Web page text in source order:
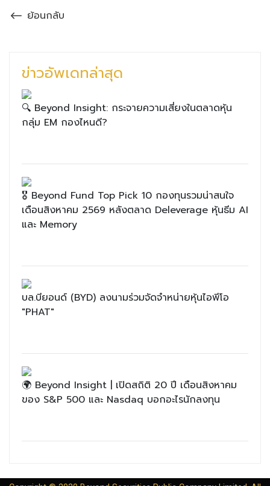
ย้อนกลับ
ข่าวอัพเดทล่าสุด
🔍 Beyond Insight: กระจายความเสี่ยงในตลาดหุ้น
กลุ่ม EM กองไหนดี?
🎖 Beyond Fund Top Pick 10 กองทุนรวมน่าสนใจ
เดือนสิงหาคม 2569 หลังตลาด Deleverage หุ้นธีม AI
และ Memory
บล.บียอนด์ (BYD) ลงนามร่วมจัดจำหน่ายหุ้นไอพีโอ
"PHAT"
🌍 Beyond Insight | เปิดสถิติ 20 ปี เดือนสิงหาคม
ของ S&P 500 และ Nasdaq บอกอะไรนักลงทุน